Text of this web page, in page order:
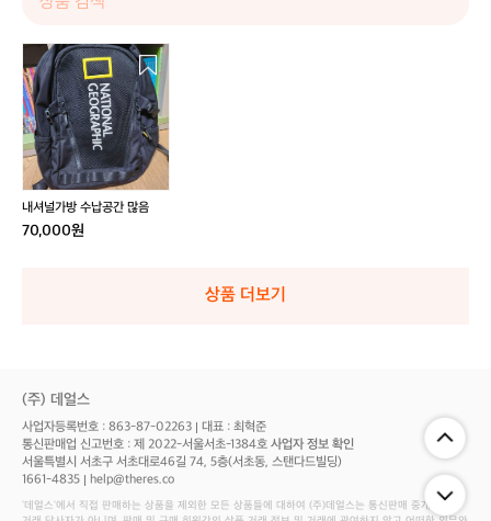
셔
널
가
방
수
납
공
간
많
내셔널가방 수납공간 많음
70,000원
상품 더보기
(주) 데얼스
사업자등록번호 : 863-87-02263 대표 : 최혁준
통신판매업 신고번호 : 제 2022-서울서초-1384호 사업자 정보 확인
서울특별시 서초구 서초대로46길 74, 5층(서초동, 스탠다드빌딩)
1661-4835
help@theres.co
‘데얼스'에서 직접 판매하는 상품을 제외한 모든 상품들에 대하여 (주)데얼스는 통신판매 중개자로서